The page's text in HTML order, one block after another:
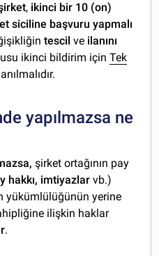
, ikinci bir 10 (on)
siciline başvuru yapmalı
tescil ve ilanını
ikinci bildirim içinTek
yapılmazsa ne
şirket ortağının pay
hakkı, imtiyazlarvb.)
yükümlülüğünün yerine
ilişkin haklar
.